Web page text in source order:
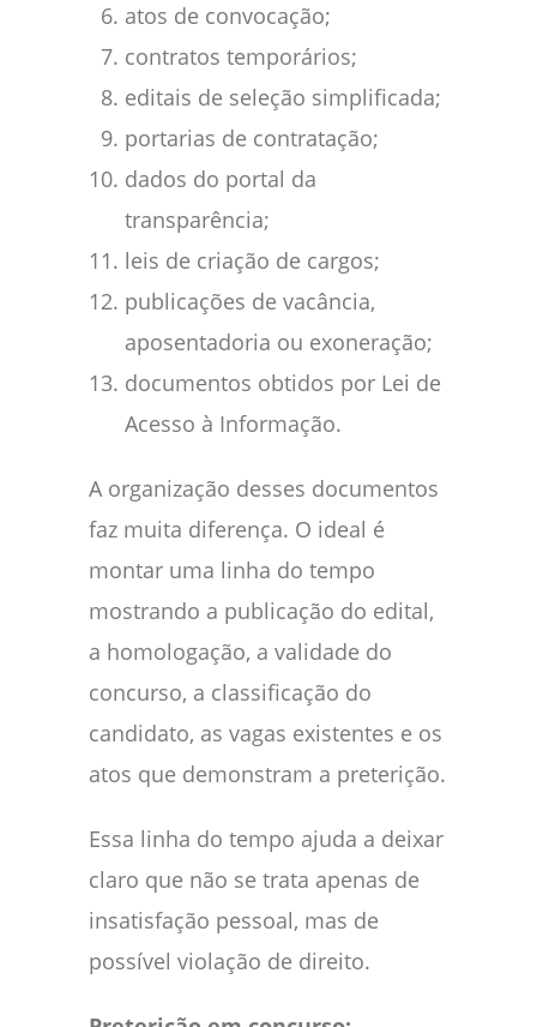
atos de convocação;
contratos temporários;
editais de seleção simplificada;
portarias de contratação;
dados do portal da
transparência;
leis de criação de cargos;
publicações de vacância,
aposentadoria ou exoneração;
documentos obtidos por Lei de
Acesso à Informação.
A organização desses documentos
faz muita diferença. O ideal é
montar uma linha do tempo
mostrando a publicação do edital,
a homologação, a validade do
concurso, a classificação do
candidato, as vagas existentes e os
atos que demonstram a preterição.
Essa linha do tempo ajuda a deixar
claro que não se trata apenas de
insatisfação pessoal, mas de
possível violação de direito.